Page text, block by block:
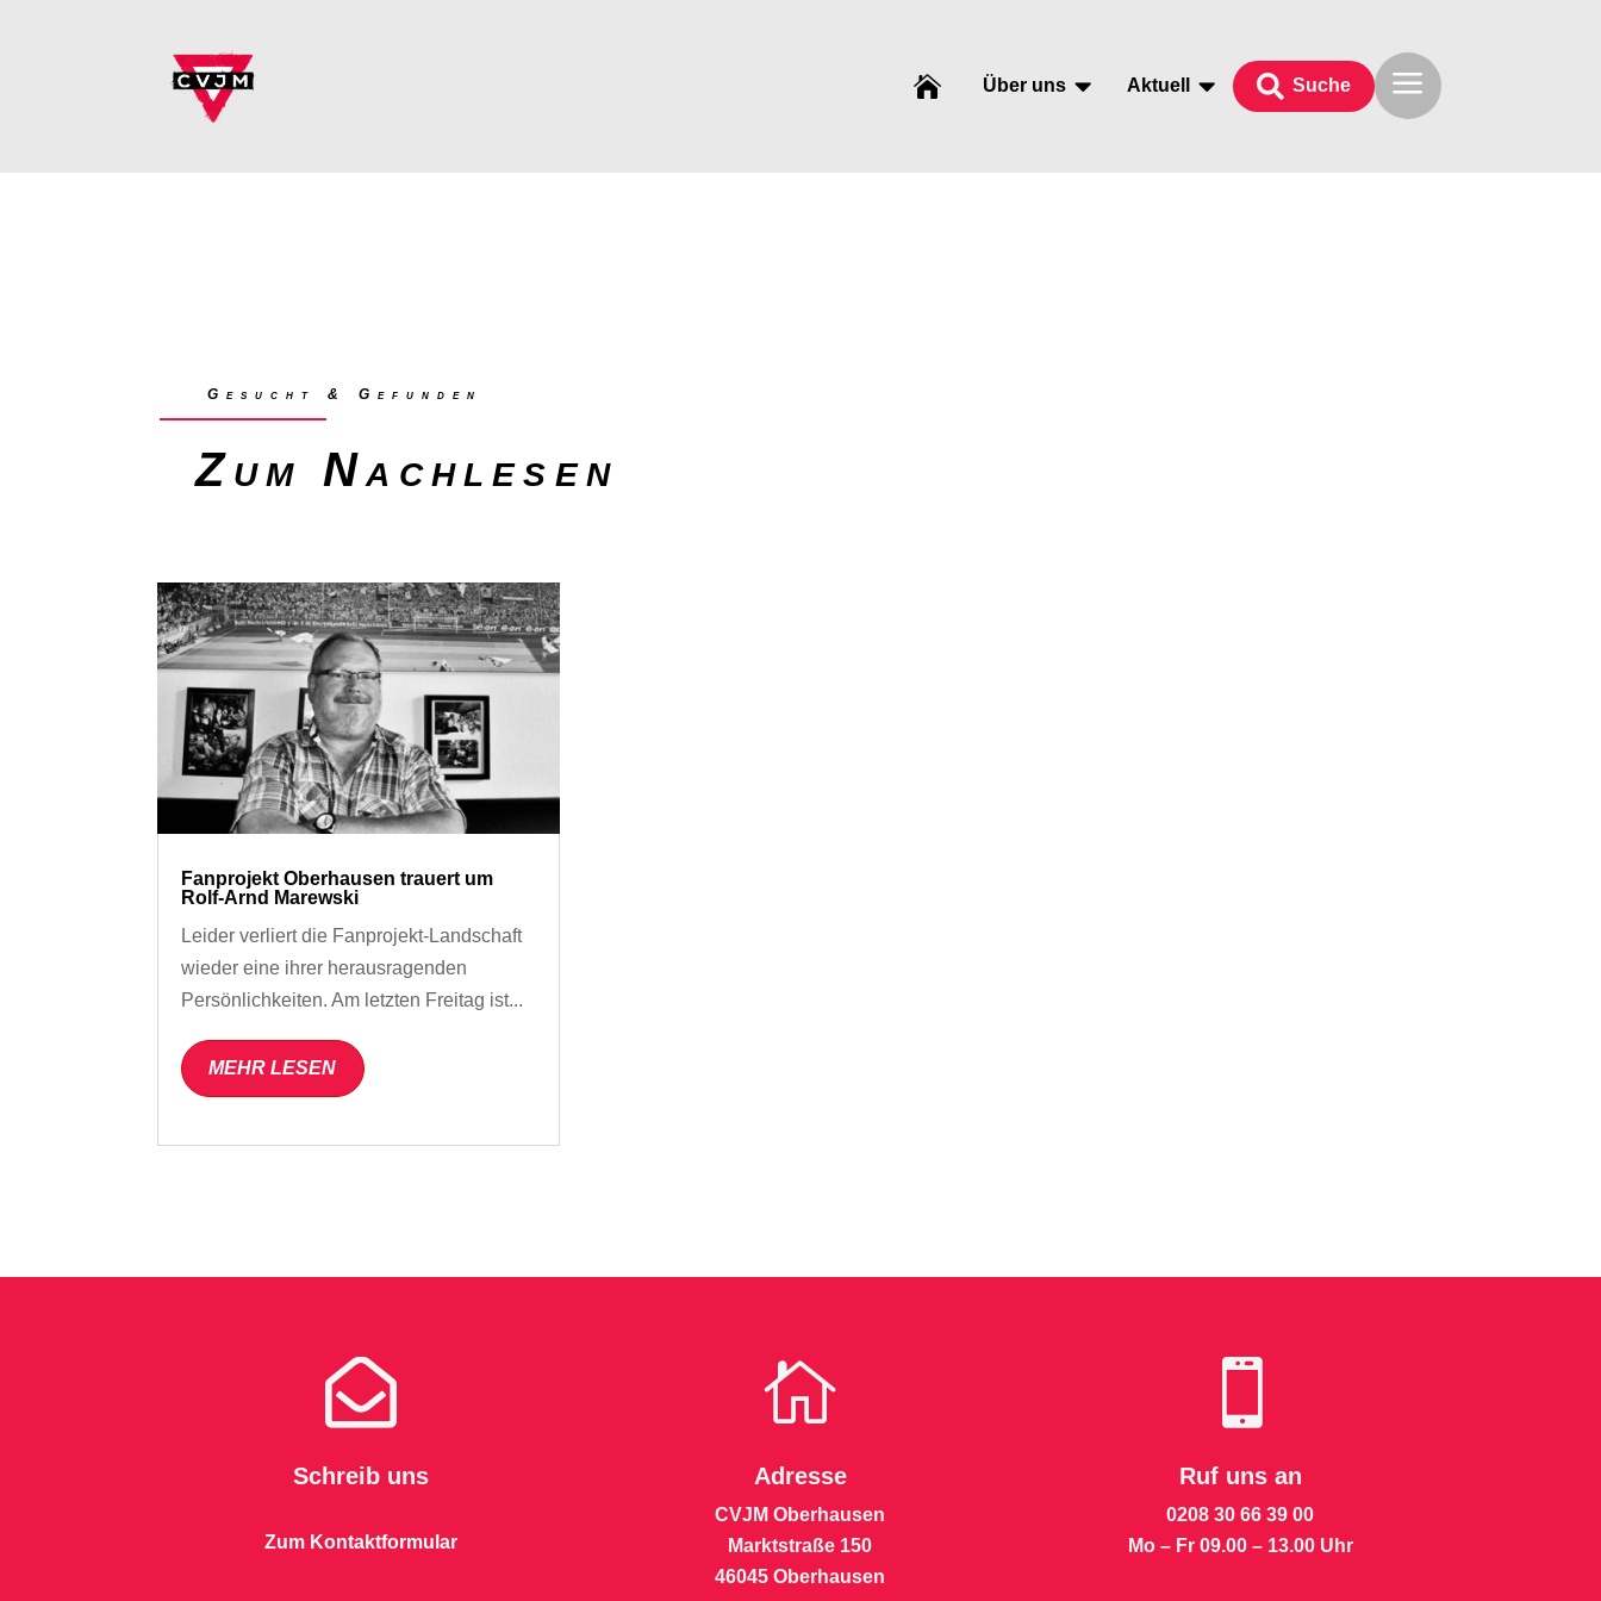
 
Über uns 
Aktuell  Suche a
Gesucht & Gefunden
Zum Nachlesen
Fanprojekt Oberhausen trauert um
Rolf-Arnd Marewski
Leider verliert die Fanprojekt-Landschaft
wieder eine ihrer herausragenden
Persönlichkeiten. Am letzten Freitag ist...
MEHR LESEN

Schreib uns
Zum Kontaktformular

Adresse
CVJM Oberhausen
Marktstraße 150
46045 Oberhausen

Ruf uns an
0208 30 66 39 00
Mo – Fr 09.00 – 13.00 Uhr